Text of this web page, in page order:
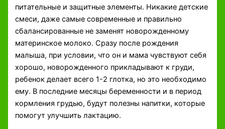
питательные и защитные элементы. Никакие детские
смеси, даже самые современные и правильно
сбалансированные не заменят новорожденному
материнское молоко. Сразу после рождения
малыша, при условии, что он и мама чувствуют себя
хорошо, новорожденного прикладывают к груди,
ребенок делает всего 1-2 глотка, но это необходимо
ему. В последние месяцы беременности и в период
кормления грудью, будут полезны напитки, которые
помогут улучшить лактацию.